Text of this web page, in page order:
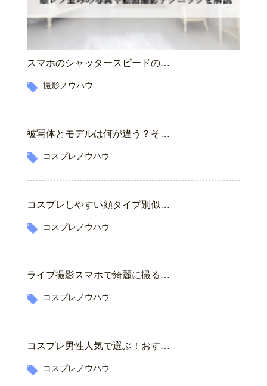
スマホのシャッタースピードの…
撮影ノウハウ
被写体とモデルは何が違う？そ…
コスプレノウハウ
コスプレしやすい顔タイプ別似…
コスプレノウハウ
ライブ撮影スマホで綺麗に撮る…
コスプレノウハウ
コスプレ男性人気で選ぶ！おす…
コスプレノウハウ